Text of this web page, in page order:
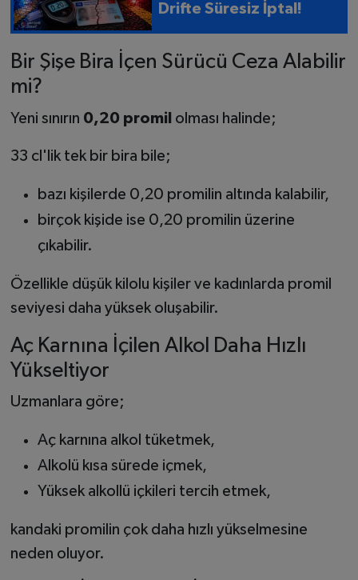
Drifte Süresiz İptal!
Bir Şişe Bira İçen Sürücü Ceza Alabilir
mi?
Yeni sınırın 0,20 promil olması halinde;
33 cl'lik tek bir bira bile;
bazı kişilerde 0,20 promilin altında kalabilir,
birçok kişide ise 0,20 promilin üzerine
çıkabilir.
Özellikle düşük kilolu kişiler ve kadınlarda promil
seviyesi daha yüksek oluşabilir.
Aç Karnına İçilen Alkol Daha Hızlı
Yükseltiyor
Uzmanlara göre;
Aç karnına alkol tüketmek,
Alkolü kısa sürede içmek,
Yüksek alkollü içkileri tercih etmek,
kandaki promilin çok daha hızlı yükselmesine
neden oluyor.